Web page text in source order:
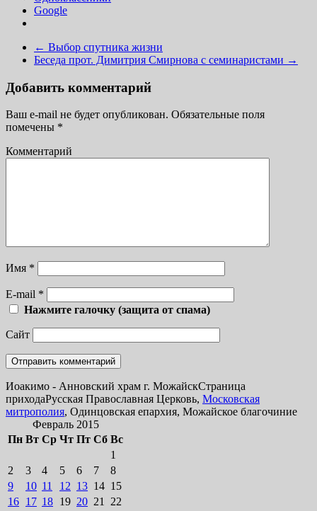
Google
← Выбор спутника жизни
Беседа прот. Димитрия Смирнова с семинаристами →
Добавить комментарий
Ваш e-mail не будет опубликован. Обязательные поля
помечены *
Комментарий
Имя *
E-mail *
Нажмите галочку (защита от спама)
Сайт
Иоакимо - Анновский храм г. МожайскСтраница
приходаРусская Православная Церковь, Московская
митрополия, Одинцовская епархия, Можайское благочиние
Февраль 2015
Пн Вт Ср Чт Пт Сб Вс
1
2
3 4 5 6 7
8
9
10 11 12 13 14 15
16 17 18 19 20 21 22